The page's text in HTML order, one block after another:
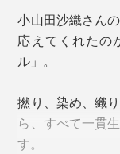
験結果
※２ ニッセンケン品質
黄色ブドウ
「DECOBOKO
吸水性抜群。綿
家族で使っても
カラーは、オフ
小山田沙織さん
応えてくれたの
ル」。
撚り、染め、織
ら、すべて一貫
す。